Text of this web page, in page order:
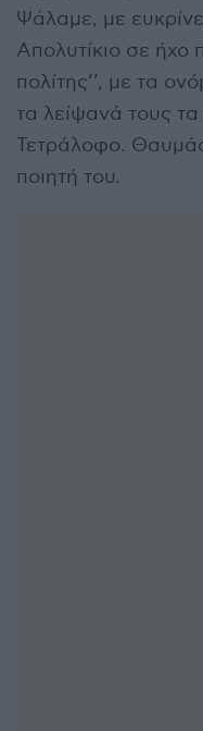
Ψάλαμε, με
Απολυτίκιο σε ήχο
πολίτης’’, με τα
τα λείψανά τους
Τετράλοφο.
ποιητή του.